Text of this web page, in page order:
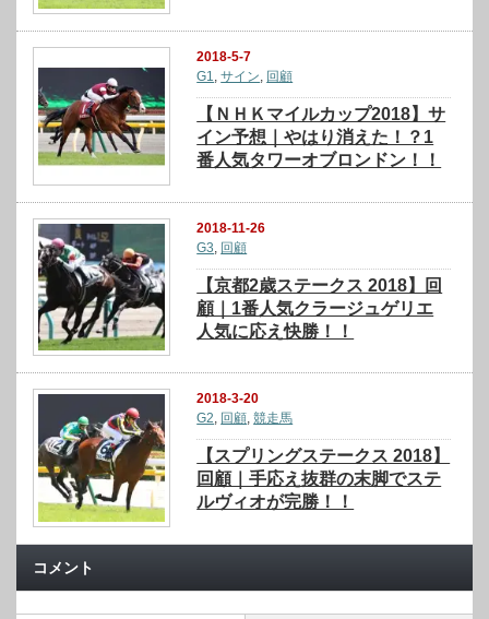
2018-5-7
G1,サイン, 回顧
【ＮＨＫマイルカップ2018】サ
イン予想｜やはり消えた！？1
番人気タワーオブロンドン！！
2018-11-26
G3 回顧
【京都2歳ステークス 2018】回
顧｜1番人気クラージュゲリエ
人気に応え快勝！！
2018-3-20
G2, 回顧,競走馬
【スプリングステークス 2018】
回顧｜手応え抜群の末脚でステ
ルヴィオが完勝！！
コメント